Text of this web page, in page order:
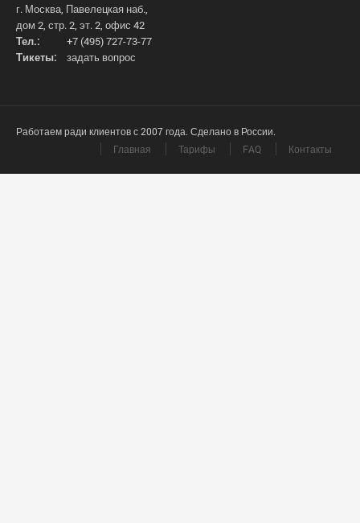
г. Москва, Павелецкая наб.,
дом 2, стр. 2, эт. 2, офис 42
Тел.:
+7 (495) 727-73-77
Тикеты:
задать вопрос
Работаем ради клиентов с 2007 года. Сделано в России.
Главная
Тарифы FAQ Контакты